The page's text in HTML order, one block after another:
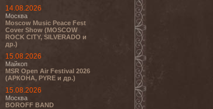
14.08.2026
Москва
Moscow Music Peace Fest
Cover Show (MOSCOW
ROCK CITY, SILVERADO и
др.)
15.08.2026
Майкоп
MSR Open Air Festival 2026
(АРКОНА, PYRE и др.)
15.08.2026
Москва
BOROFF BAND